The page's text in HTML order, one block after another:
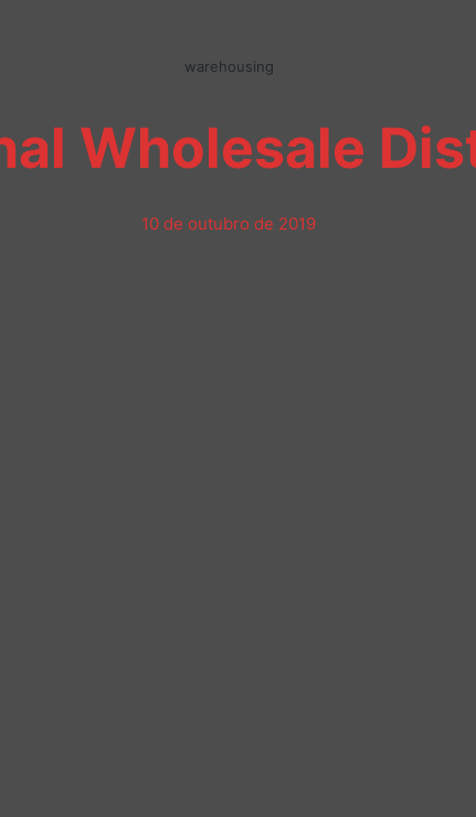
warehousing
Wholesale
10 de outubro de 2019